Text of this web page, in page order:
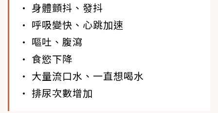
• 身體顫抖、發抖
• 呼吸變快、心跳加速
• 嘔吐、腹瀉
• 食慾下降
• 大量流口水、一直想喝水
• 排尿次數增加